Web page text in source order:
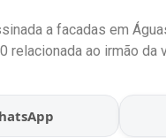
a facadas em
relacionada ao irmão da